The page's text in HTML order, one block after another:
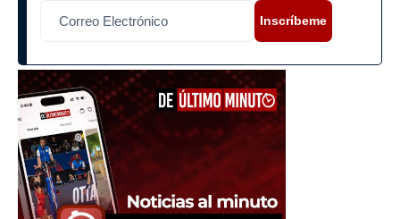
Inscríbeme